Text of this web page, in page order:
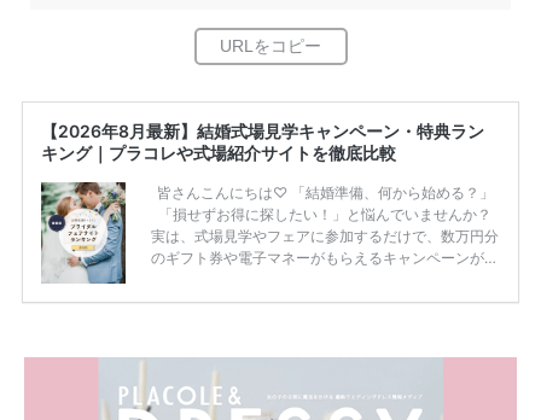
【2026年8月最新】結婚式場見学キャンペーン・特典ラン
キング｜プラコレや式場紹介サイトを徹底比較
皆さんこんにちは♡ 「結婚準備、何から始める？」
「損せずお得に探したい！」と悩んでいませんか？
実は、式場見学やフェアに参加するだけで、数万円分
のギフト券や電子マネーがもらえるキャンペーンがあ
ため、比較せずに選ぶと損をしてしまうことも……。
内容：特典金額・条件・応募方法・注意点 「どこが
一番お得？」「プラコレの特典は？」といった疑問も